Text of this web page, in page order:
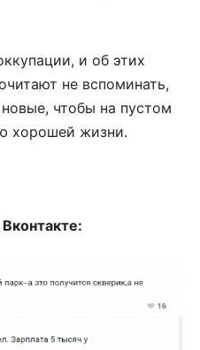
и об этих
не вспоминать,
чтобы на пустом
хорошей жизни.